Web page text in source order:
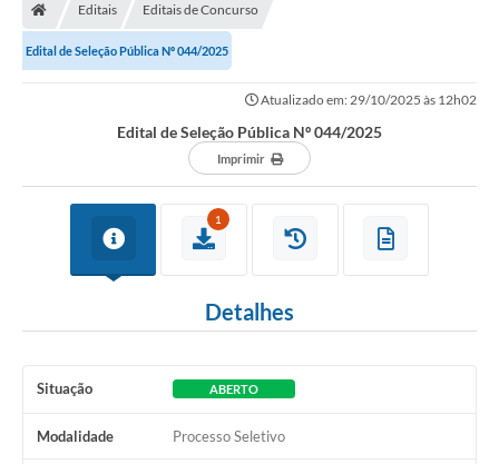
Editais Editais de Concurso
Edital de Seleção Pública Nº 044/2025
Atualizado em: 29/10/2025 às 12h02
Edital de Seleção Pública Nº 044/2025
Imprimir
1
Detalhes
Situação ABERTO
Modalidade Processo Seletivo